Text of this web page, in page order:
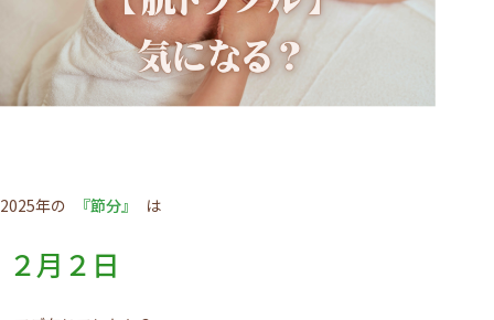
2025年の 『節分』 は
２月２日